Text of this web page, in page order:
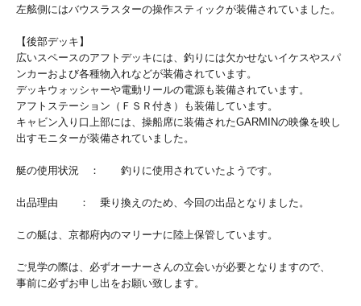
左舷側にはバウスラスターの操作スティックが装備されていました。
【後部デッキ】
広いスペースのアフトデッキには、釣りには欠かせないイケスやスパ
ンカーおよび各種物入れなどが装備されています。
デッキウォッシャーや電動リールの電源も装備されています。
アフトステーション（ＦＳＲ付き）も装備しています。
キャビン入り口上部には、操船席に装備されたGARMINの映像を映し
出すモニターが装備されていました。
艇の使用状況 ： 釣りに使用されていたようです。
出品理由 ： 乗り換えのため、今回の出品となりました。
この艇は、京都府内のマリーナに陸上保管しています。
ご見学の際は、必ずオーナーさんの立会いが必要となりますので、
事前に必ずお申し出をお願い致します。